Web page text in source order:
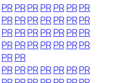
PRPRPRPRPR PRPR
PRPRPRPRPR PRPR
PRPRPRPRPR PRPR
PRPRPRPRPR PRPR
PRPR
PRPRPRPRPR PRPR